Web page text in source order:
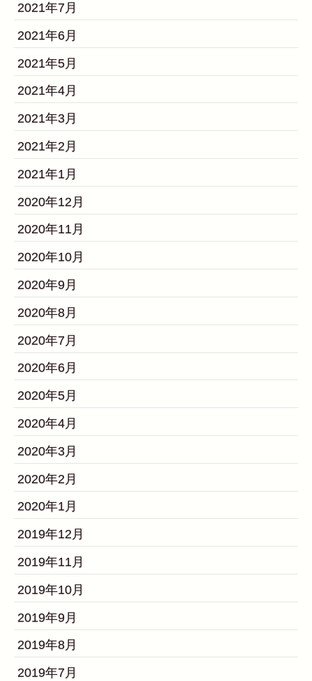
2021年7月
2021年6月
2021年5月
2021年4月
2021年3月
2021年2月
2021年1月
2020年12月
2020年11月
2020年10月
2020年9月
2020年8月
2020年7月
2020年6月
2020年5月
2020年4月
2020年3月
2020年2月
2020年1月
2019年12月
2019年11月
2019年10月
2019年9月
2019年8月
2019年7月